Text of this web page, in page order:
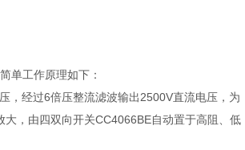
单工作原理如下：
，经过6倍压整流滤波输出2500V直流电压，为
，由四双向开关CC4066BE自动置于高阻、低